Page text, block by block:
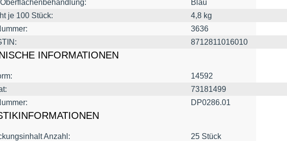
Blau
je 100 Stück:
4,8 kg
3636
8712811016010
INFORMATIONEN
14592
73181499
DP0286.01
Anzahl:
25 Stück